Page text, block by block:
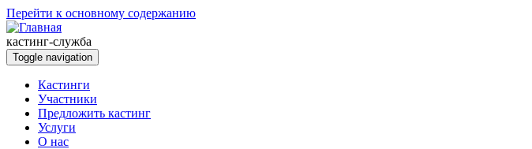
Перейти к основному содержанию
кастинг-служба
Toggle navigation
Кастинги
Участники
Предложить кастинг
Услуги
О нас